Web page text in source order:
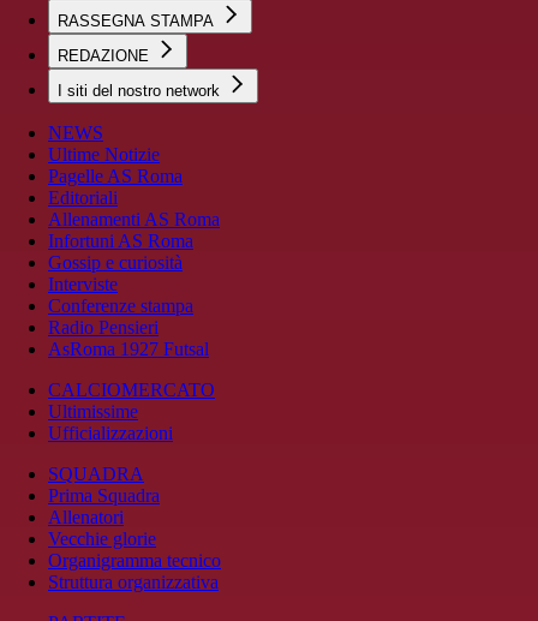
RASSEGNA STAMPA
REDAZIONE
I siti del nostro network
NEWS
Ultime Notizie
Pagelle AS Roma
Editoriali
Allenamenti AS Roma
Infortuni AS Roma
Gossip e curiosità
Interviste
Conferenze stampa
Radio Pensieri
AsRoma 1927 Futsal
CALCIOMERCATO
Ultimissime
Ufficializzazioni
SQUADRA
Prima Squadra
Allenatori
Vecchie glorie
Organigramma tecnico
Struttura organizzativa